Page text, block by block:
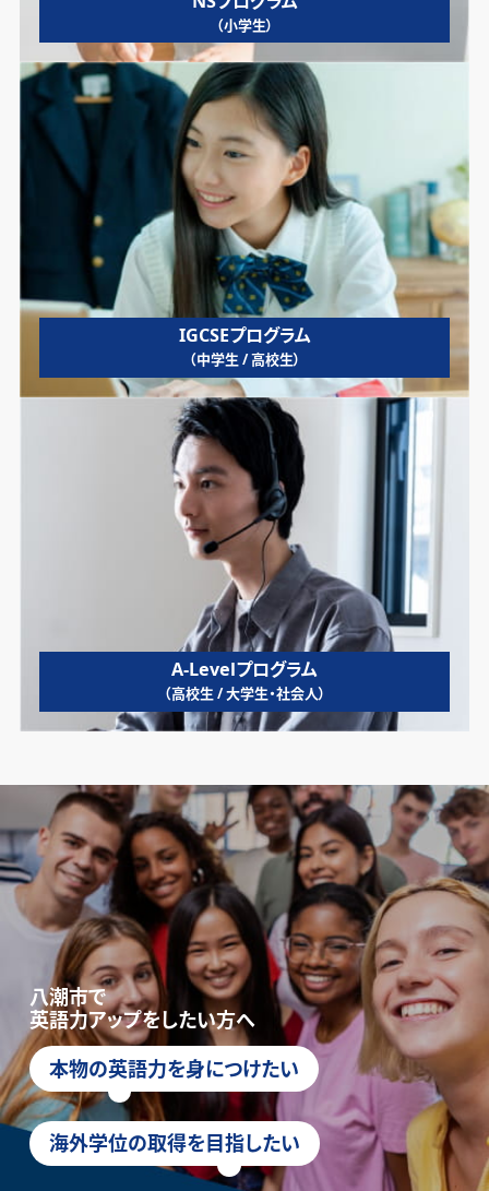
（小学生）
IGCSEプログラム
（中学生 / 高校生）
A-Levelプログラム
（高校生 / 大学生・社会人）
八潮市で
英語力アップをしたい方へ
本物の英語力を身につけたい
海外学位の取得を目指したい